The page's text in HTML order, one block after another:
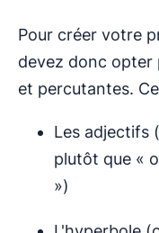
Pour créer votre
devez donc opter
et percutantes.
Les adjectifs
plutôt que «
»)